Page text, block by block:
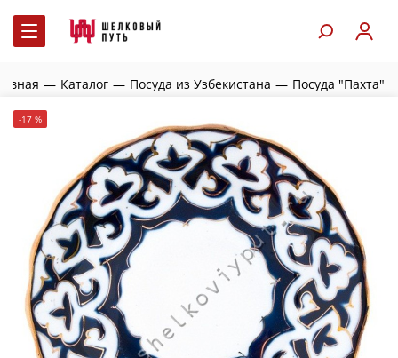
— Каталог — Посуда из Узбекистана — Посуда "Пахта"
-17 %